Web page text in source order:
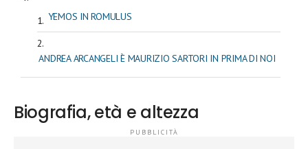
YEMOS IN ROMULUS
ANDREA ARCANGELI È MAURIZIO SARTORI IN PRIMA DI NOI
Biografia, età e altezza